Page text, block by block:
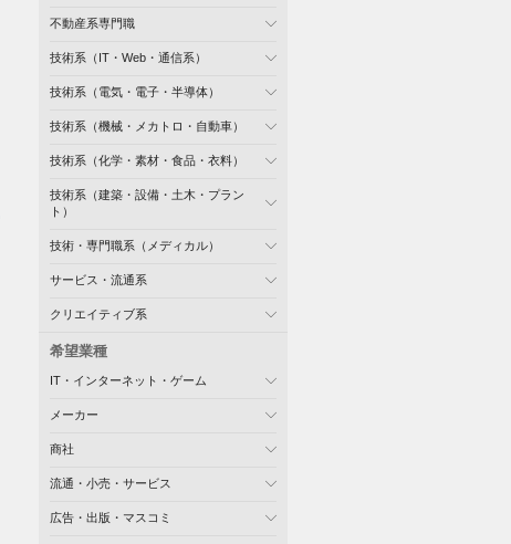
不動産系専門職
技術系（IT・Web・通信系）
技術系（電気・電子・半導体）
技術系（機械・メカトロ・自動車）
技術系（化学・素材・食品・衣料）
技術系（建築・設備・土木・プラン
ト）
技術・専門職系（メディカル）
サービス・流通系
クリエイティブ系
希望業種
IT・インターネット・ゲーム
メーカー
商社
流通・小売・サービス
広告・出版・マスコミ